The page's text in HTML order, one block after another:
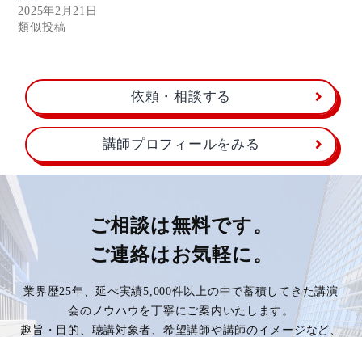
2025年2月21日
類似投稿
依頼・相談する
講師プロフィールをみる
ご相談は無料です。
ご連絡はお気軽に。
業界歴25年、延べ実績5,000件以上の中で蓄積してきた講演
会のノウハウを丁寧にご案内いたします。
趣旨・目的、聴講対象者、希望講師や講師のイメージなど、